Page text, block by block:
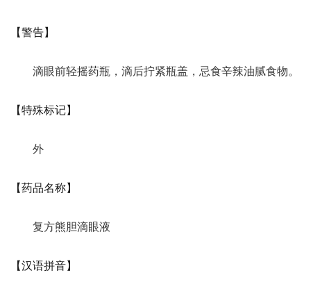
【警告】
滴眼前轻摇药瓶，滴后拧紧瓶盖，忌食辛辣油腻食物。
【特殊标记】
外
【药品名称】
复方熊胆滴眼液
【汉语拼音】